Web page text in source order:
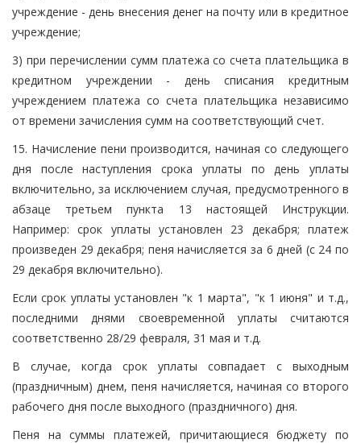
учреждение - день внесения денег на почту или в кредитное
учреждение;
3) при перечислении сумм платежа со счета плательщика в
кредитном учреждении - день списания кредитным
учреждением платежа со счета плательщика независимо
от времени зачисления сумм на соответствующий счет.
15. Начисление пени производится, начиная со следующего
дня после наступления срока уплаты по день уплаты
включительно, за исключением случая, предусмотренного в
абзаце третьем пункта 13 настоящей Инструкции.
Например: срок уплаты установлен 23 декабря; платеж
произведен 29 декабря; пеня начисляется за 6 дней (с 24 по
29 декабря включительно).
Если срок уплаты установлен "к 1 марта", "к 1 июня" и т.д.,
последними днями своевременной уплаты считаются
соответственно 28/29 февраля, 31 мая и т.д.
В случае, когда срок уплаты совпадает с выходным
(праздничным) днем, пеня начисляется, начиная со второго
рабочего дня после выходного (праздничного) дня.
Пеня на суммы платежей, причитающиеся бюджету по